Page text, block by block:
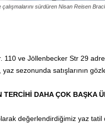
sürdüren Nisan Reisen
110 ve Jöllenbecker Str 29
sezonunda satışlarının
TERCİHİ DAHA ÇOK BAŞKA
değerlendirdiğimiz yaz tatil